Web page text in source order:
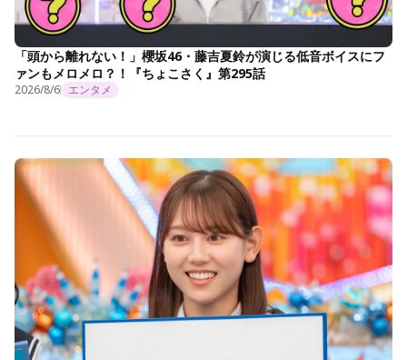
「頭から離れない！」櫻坂46・藤吉夏鈴が演じる低音ボイスにフ
ァンもメロメロ？！『ちょこさく』第295話
2026/8/6 エンタメ